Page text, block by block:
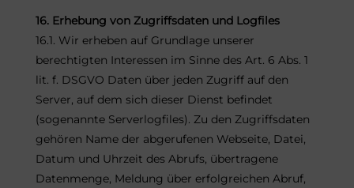
16. Erhebung von Zugriffsdaten und Logfiles
16.1. Wir erheben auf Grundlage unserer
berechtigten Interessen im Sinne des Art. 6 Abs. 1
lit. f. DSGVO Daten über jeden Zugriff auf den
Server, auf dem sich dieser Dienst befindet
(sogenannte Serverlogfiles). Zu den Zugriffsdaten
gehören Name der abgerufenen Webseite, Datei,
Datum und Uhrzeit des Abrufs, übertragene
Datenmenge, Meldung über erfolgreichen Abruf,